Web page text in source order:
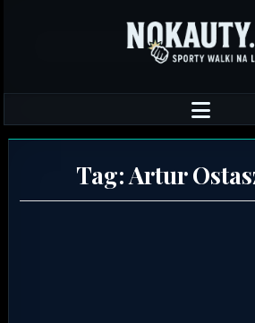
Tag:Artur